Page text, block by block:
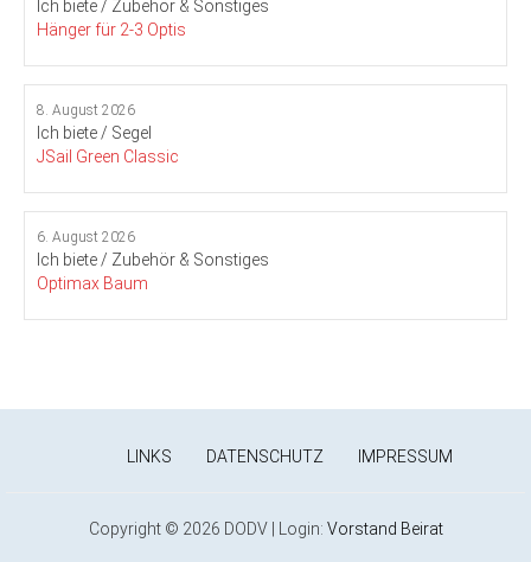
Ich biete / Zubehör & Sonstiges
Hänger für 2-3 Optis
8. August 2026
Ich biete / Segel
JSail Green Classic
6. August 2026
Ich biete / Zubehör & Sonstiges
Optimax Baum
LINKS DATENSCHUTZ IMPRESSUM
Copyright © 2026 DODV | Login: Vorstand Beirat